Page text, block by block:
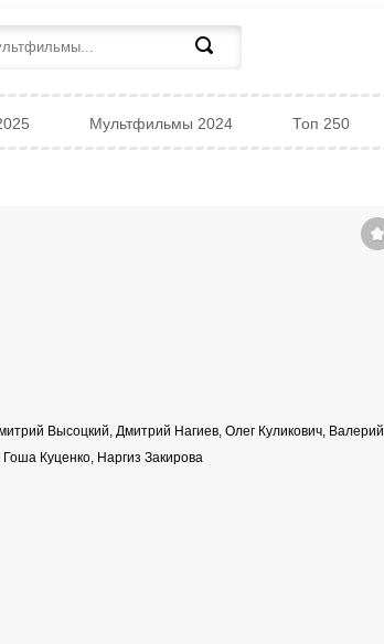
Мультфильмы 2024 Топ 250
Высоцкий, Дмитрий Нагиев, Олег Куликович, Валерий
Куценко, Наргиз Закирова